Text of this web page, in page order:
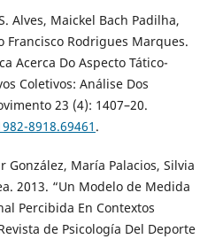
Alves, Maickel Bach Padilha,
Francisco Rodrigues Marques.
Acerca Do Aspecto Tático-
Coletivos: Análise Dos
23 (4): 1407–20.
8918.69461 .
González, María Palacios, Silvia
2013. “Un Modelo de Medida
Percibida En Contextos
de Psicología Del Deporte